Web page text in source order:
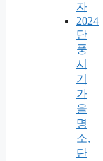
자
2024
단
풍
시
기
가
을
명
소,
단